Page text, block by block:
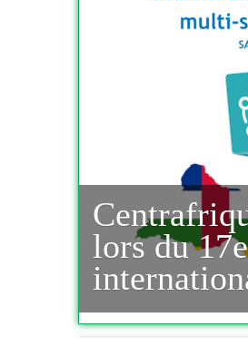
lors du